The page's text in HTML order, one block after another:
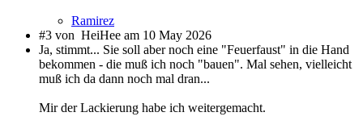
Ramirez
#3 von HeiHee am 10 May 2026
Ja, stimmt... Sie soll aber noch eine "Feuerfaust" in die Hand
bekommen - die muß ich noch "bauen". Mal sehen, vielleicht
muß ich da dann noch mal dran...
Mir der Lackierung habe ich weitergemacht.